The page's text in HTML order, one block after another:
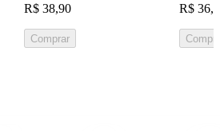
R$ 38,90
Comprar
R$